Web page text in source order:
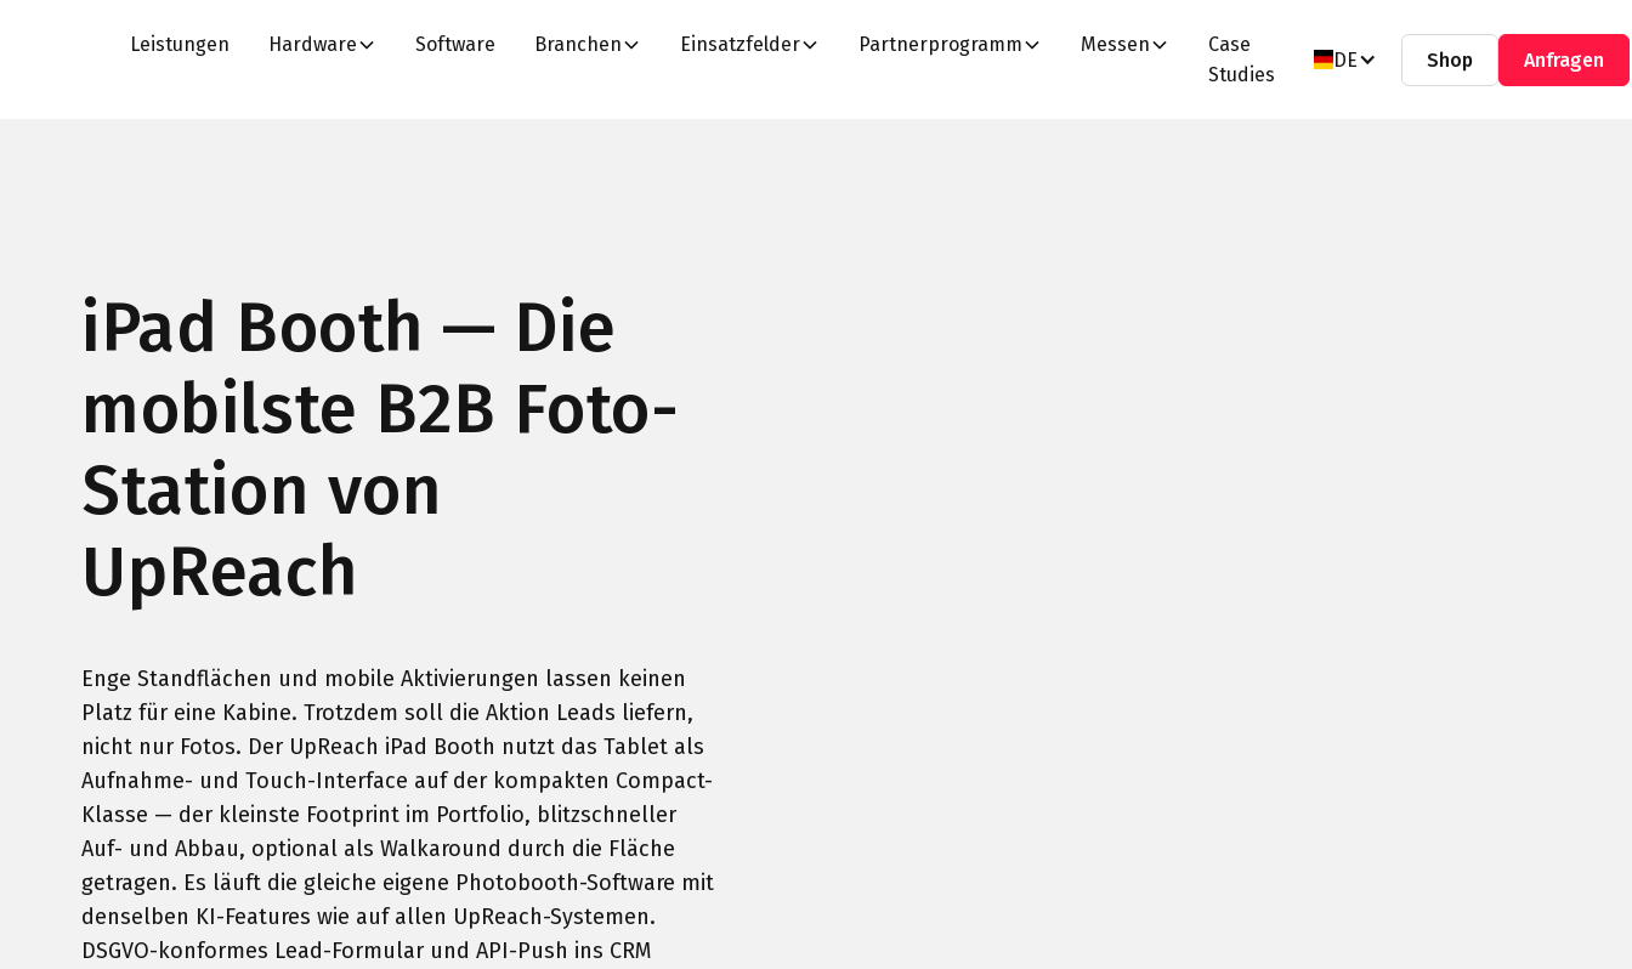
Leistungen Hardware Software Branchen Einsatzfelder Partnerprogramm Messen
Case
Studies
DE Shop Anfragen
iPad Booth — Die
mobilste B2B Foto-
Station von
UpReach
Enge Standflächen und mobile Aktivierungen lassen keinen
Platz für eine Kabine. Trotzdem soll die Aktion Leads liefern,
nicht nur Fotos. Der UpReach iPad Booth nutzt das Tablet als
Aufnahme- und Touch-Interface auf der kompakten Compact-
Klasse — der kleinste Footprint im Portfolio, blitzschneller
Auf- und Abbau, optional als Walkaround durch die Fläche
getragen. Es läuft die gleiche eigene Photobooth-Software mit
denselben KI-Features wie auf allen UpReach-Systemen.
DSGVO-konformes Lead-Formular und API-Push ins CRM